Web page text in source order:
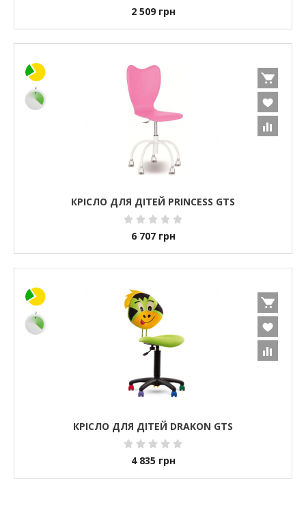
2 509 грн
КРІСЛО ДЛЯ ДІТЕЙ PRINCESS GTS
6 707 грн
КРІСЛО ДЛЯ ДІТЕЙ DRAKON GTS
4 835 грн